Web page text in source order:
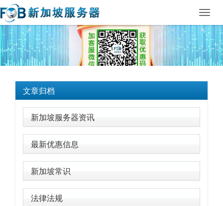
文章归档
新加坡服务器资讯
最新优惠信息
新加坡常识
法律法规